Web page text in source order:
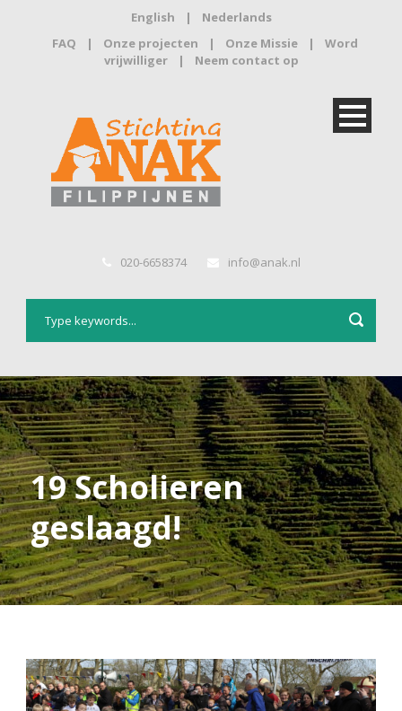
English |
Nederlands
FAQ
| Onze projecten | Onze Missie |
Word
vrijwilliger
| Neem contact op
020-6658374 info@anak.nl
19 Scholieren
geslaagd!